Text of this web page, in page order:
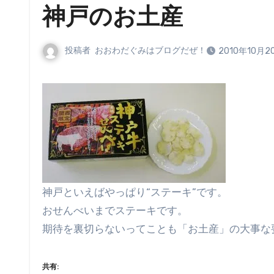
神戸のお土産
投稿者 おおわだぐみはブログだぜ！ 2010年10月
神戸といえばやっぱり“ステーキ”です。
おせんべいまでステーキです。
期待を裏切らないってことも「お土産」の大事な
共有: